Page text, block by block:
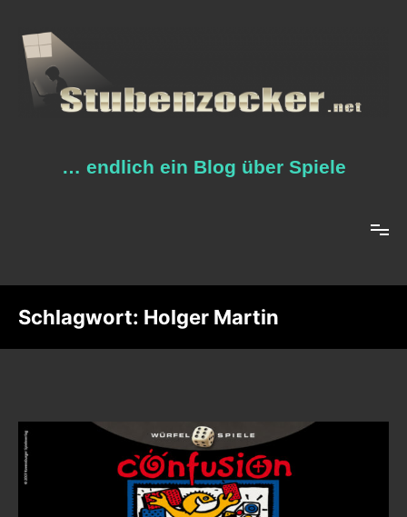
Inhalt
springen
… endlich ein Blog über Spiele
Schlagwort: Holger Martin